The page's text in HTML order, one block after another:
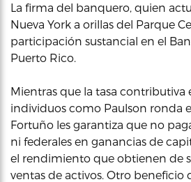
La firma del banquero, quien
Nueva York a orillas del Parque
participación sustancial en el
Puerto Rico.
Mientras que la tasa contributiva
individuos como Paulson ronda
Fortuño les garantiza que no
ni federales en ganancias de
el rendimiento que obtienen de
ventas de activos. Otro beneficio